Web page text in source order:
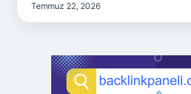
Temmuz 22, 2026